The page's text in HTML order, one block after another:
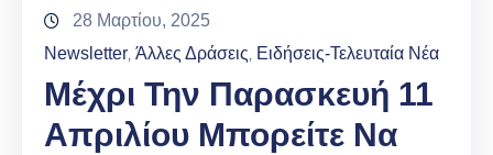
28 Μαρτίου, 2025
Newsletter Άλλες Δράσεις Ειδήσεις-Τελευταία Νέα
Μέχρι Την Παρασκευή 11
Απριλίου Μπορείτε Να